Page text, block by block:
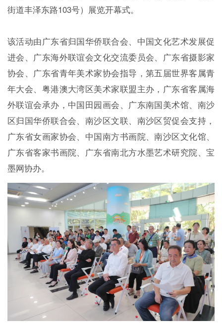
街道丰泽东路103号）展览开幕式。
该活动由广东省归国华侨联合会、中国文化艺术发展促
进会、广东海外联谊会文化交流委员会、广东省摄影家
协会、广东省青年美术家协会指导，第五届世界客属青
年大会、粤港澳大湾区美术家联盟主办，广东省客属海
外联谊会承办，中国田园画会、广东南国美术馆、南沙
区归国华侨联合会、南沙区文联、南沙区贸促会支持，
广东省女画家协会、中国南方书画院、南沙区文化馆、
广东省客家书画院、广东省南北方水墨艺术研究院、宝
墨网协办。